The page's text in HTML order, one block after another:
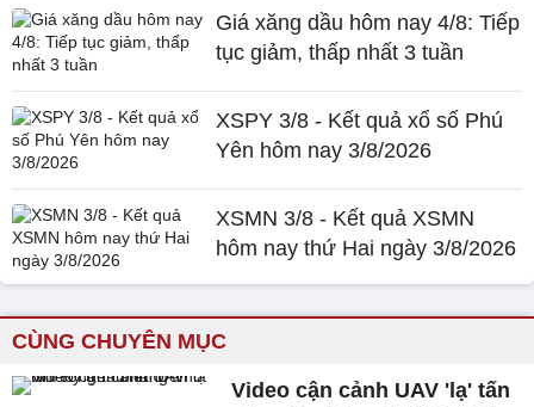
Giá xăng dầu hôm nay 4/8: Tiếp
tục giảm, thấp nhất 3 tuần
XSPY 3/8 - Kết quả xổ số Phú
Yên hôm nay 3/8/2026
XSMN 3/8 - Kết quả XSMN
hôm nay thứ Hai ngày 3/8/2026
CÙNG CHUYÊN MỤC
Video cận cảnh UAV 'lạ' tấn